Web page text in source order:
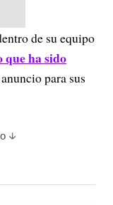
de su equipo
que ha sido
para sus